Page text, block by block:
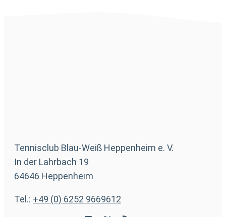
Tennisclub Blau-Weiß Heppenheim e. V.
In der Lahrbach 19
64646 Heppenheim
Tel.: +49 (0) 6252 9669612